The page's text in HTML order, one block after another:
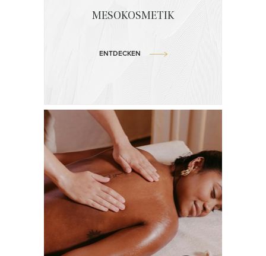
MESOKOSMETIK
ENTDECKEN